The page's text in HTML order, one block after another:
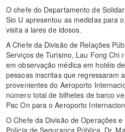
O chefe do Departamento de
Sio U apresentou as medidas para
visita a lares de idosos.
A Chefe da Divisão de Relações
Serviços de Turismo, Lau Fong Chi
em observação médica em hotéis
pessoas inscritas que regressaram
provenientes do Aeroporto
número total de bilhetes de barco
Pac On para o Aeroporto
O Chefe da Divisão de Operações
Polícia de Segurança Pública, Dr.